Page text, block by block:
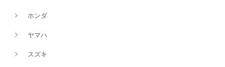
ホンダ
ヤマハ
スズキ